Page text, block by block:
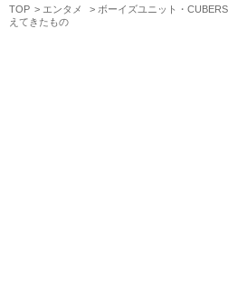
TOP エンタメ
ボーイズユニット・
えてきたもの